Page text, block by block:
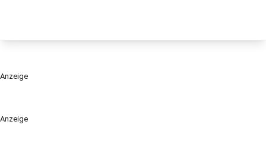
Anzeige
Anzeige